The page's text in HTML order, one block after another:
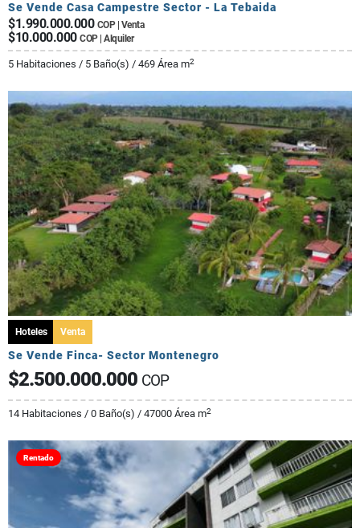
Se Vende Casa Campestre Sector - La Tebaida
$1.990.000.000 COP | Venta
$10.000.000 COP | Alquiler
5 Habitaciones / 5 Baño(s) / 469 Área m2
Hoteles Venta
Se Vende Finca- Sector Montenegro
$2.500.000.000 COP
14 Habitaciones / 0 Baño(s) / 47000 Área m2
Rentado